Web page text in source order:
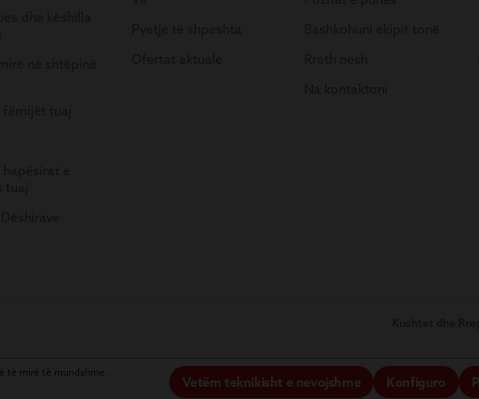
të mirë të mundshme.
Vetëm teknikisht e nevojshme Konfiguro